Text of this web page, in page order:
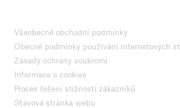
Všeobecné obchodní podmínky
Obecné podmínky používání internetových
Zásady ochrany soukromí
Informace o cookies
Proces řešení stížností zákazníků
Stavová stránka webu